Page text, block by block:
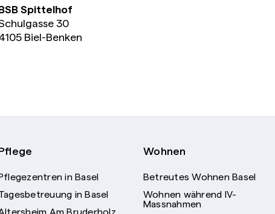
Spittelhof
30
Biel-Benken
in Basel
in Basel
Am Bruderholz
Wohnen
Betreutes Wohnen Basel
Wohnen während IV-
Massnahmen